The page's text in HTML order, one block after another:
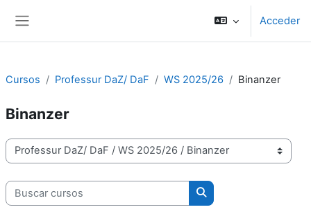
Acceder
Cursos Professur DaZ/ DaF WS 2025/26 Binanzer
Binanzer
Categorías
Buscar cursos
Buscar cursos